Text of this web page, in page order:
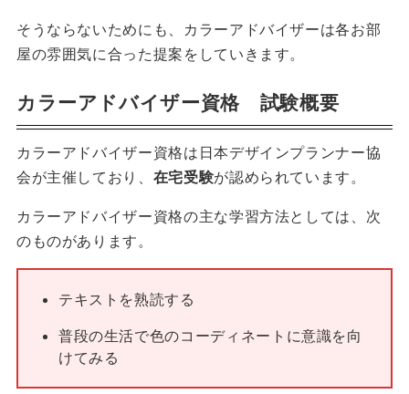
そうならないためにも、カラーアドバイザーは各お部
屋の雰囲気に合った提案をしていきます。
カラーアドバイザー資格 試験概要
カラーアドバイザー資格は日本デザインプランナー協
会が主催しており、 在宅受験が認められています。
カラーアドバイザー資格の主な学習方法としては、次
のものがあります。
テキストを熟読する
普段の生活で色のコーディネートに意識を向
けてみる